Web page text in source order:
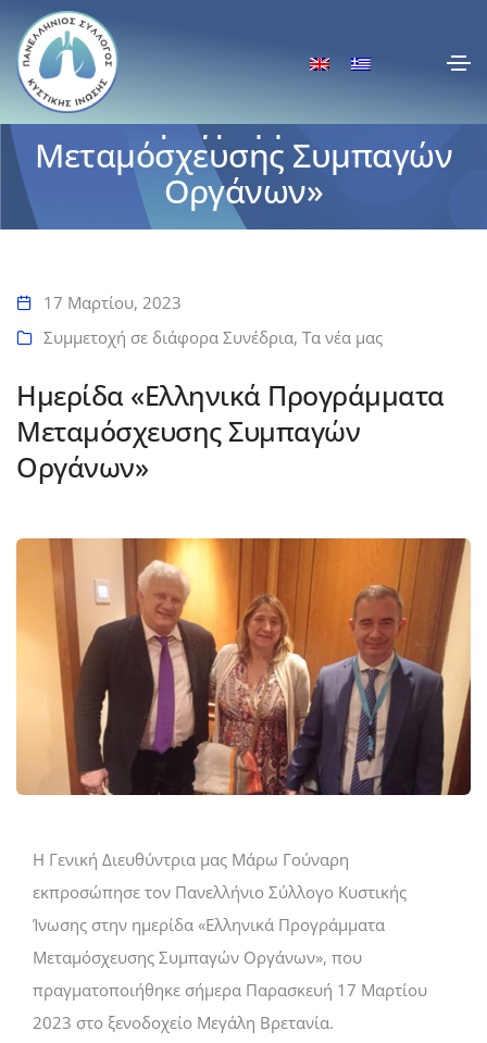
Ημερίδα «Ελληνικά
Προγράμματα
Μεταμόσχευσης Συμπαγών
Οργάνων»
Αρχική
17 Μαρτίου, 2023
Συμμετοχή σε διάφορα Συνέδρια, Τα νέα μας
Ημερίδα «Ελληνικά Προγράμματα
Μεταμόσχευσης Συμπαγών
Οργάνων»
H Γενική Διευθύντρια μας Μάρω Γούναρη
εκπροσώπησε τον Πανελλήνιο Σύλλογο Κυστικής
Ίνωσης στην ημερίδα «Ελληνικά Προγράμματα
Μεταμόσχευσης Συμπαγών Οργάνων», που
πραγματοποιήθηκε σήμερα Παρασκευή 17 Μαρτίου
2023 στο ξενοδοχείο Μεγάλη Βρετανία.